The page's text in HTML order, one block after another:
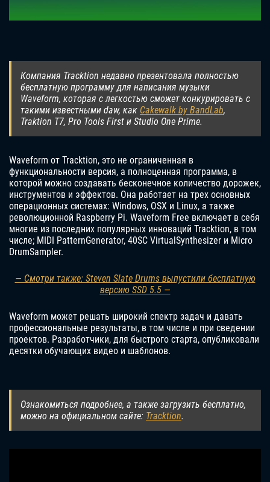
Компания Tracktion недавно презентовала полностью
бесплатную программу для написания музыки
Waveform, которая с легкостью сможет конкурировать с
такими известными daw, как Cakewalk by BandLab,
Traktion T7, Pro Tools First и Studio One Prime.
Waveform от Tracktion, это не ограниченная в
функциональности версия, а полноценная программа, в
которой можно создавать бесконечное количество дорожек,
инструментов и эффектов. Она работает на трех основных
операционных системах: Windows, OSX и Linux, а также
революционной Raspberry Pi. Waveform Free включает в себя
многие из последних популярных инноваций Tracktion, в том
числе; MIDI PatternGenerator, 40SC VirtualSynthesizer и Micro
DrumSampler.
— Смотри также: Steven Slate Drums выпустили бесплатную
версию SSD 5.5 —
Waveform может решать широкий спектр задач и давать
профессиональные результаты, в том числе и при сведении
проектов. Разработчики, для быстрого старта, опубликовали
десятки обучающих видео и шаблонов.
Ознакомиться подробнее, а также загрузить бесплатно,
можно на официальном сайте: Tracktion.